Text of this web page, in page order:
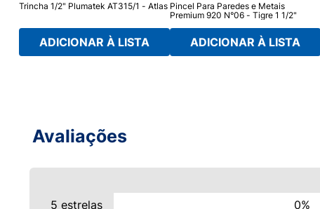
Trincha 1/2" Plumatek AT315/1 - Atlas
ADICIONAR À LISTA
Pincel Para Paredes e Metais
Premium 920 N°06 - Tigre 1 1/2"
ADICIONAR À LISTA
Avaliações
5 estrelas 0%